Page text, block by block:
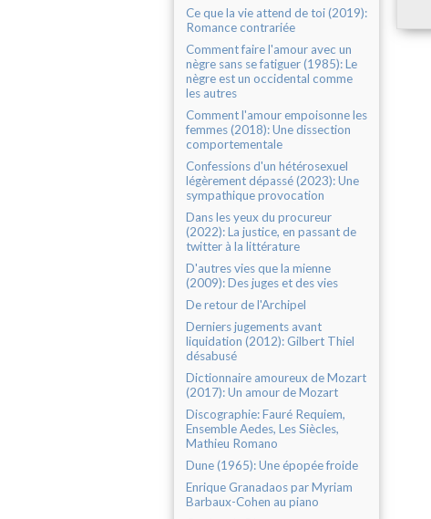
Ce que la vie attend de toi (2019):
Romance contrariée
Comment faire l'amour avec un
nègre sans se fatiguer (1985): Le
nègre est un occidental comme
les autres
Comment l'amour empoisonne les
femmes (2018): Une dissection
comportementale
Confessions d'un hétérosexuel
légèrement dépassé (2023): Une
sympathique provocation
Dans les yeux du procureur
(2022): La justice, en passant de
twitter à la littérature
D'autres vies que la mienne
(2009): Des juges et des vies
De retour de l'Archipel
Derniers jugements avant
liquidation (2012): Gilbert Thiel
désabusé
Dictionnaire amoureux de Mozart
(2017): Un amour de Mozart
Discographie: Fauré Requiem,
Ensemble Aedes, Les Siècles,
Mathieu Romano
Dune (1965): Une épopée froide
Enrique Granadaos par Myriam
Barbaux-Cohen au piano